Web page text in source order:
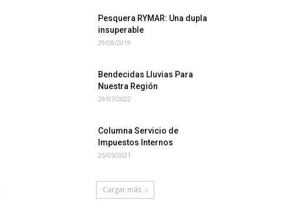
Pesquera RYMAR: Una dupla
insuperable
29/08/2019
Bendecidas Lluvias Para
Nuestra Región
29/07/2022
Columna Servicio de
Impuestos Internos
25/05/2021
Cargar más